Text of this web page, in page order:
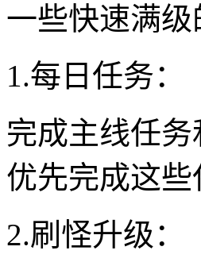
一些快速满
1.每日任务：
完成主线任
优先完成这
2.刷怪升级：